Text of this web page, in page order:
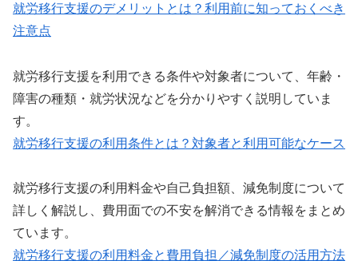
就労移行支援のデメリットとは？利用前に知っておくべき
注意点
就労移行支援を利用できる条件や対象者について、年齢・
障害の種類・就労状況などを分かりやすく説明していま
す。
就労移行支援の利用条件とは？対象者と利用可能なケース
就労移行支援の利用料金や自己負担額、減免制度について
詳しく解説し、費用面での不安を解消できる情報をまとめ
ています。
就労移行支援の利用料金と費用負担／減免制度の活用方法